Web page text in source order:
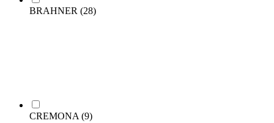
BRAHNER (28)
CREMONA (9)